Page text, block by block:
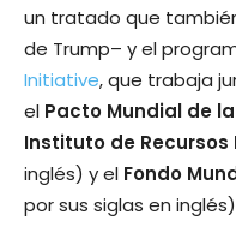
un tratado que
de Trump– y el
Initiative, que trabaja
el Pacto Mundial de
Instituto de Recursos
inglés) y el Fondo
por sus siglas en